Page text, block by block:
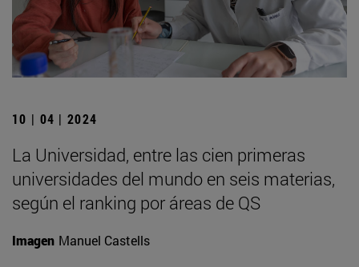
10 | 04 | 2024
La Universidad, entre las cien primeras
universidades del mundo en seis materias,
según el ranking por áreas de QS
Imagen Manuel Castells